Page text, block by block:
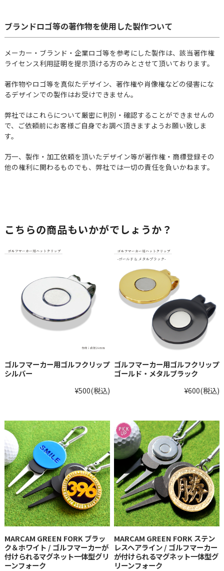
ブランドロゴ等の著作物を使用した製作ついて
メーカー・ブランド・企業ロゴ等を参考にした製作は、該当著作権
ライセンス利用証明を提示頂ける方のみとさせて頂いております。
著作物やロゴ等を真似たデザイン、著作権や肖像権などの侵害にな
るデザインでの製作はお受けできません。
弊社ではこれらについて厳密に判別・確認することができませんの
で、ご依頼前にお客様ご自身でお調べ頂きますようお願い致しま
す。
万一、製作・加工依頼を頂いたデザイン等が著作権・商標登録その
他の権利に関わるものでも、弊社では一切の責任を負いかねます。
こちらの商品もいかがでしょうか？
ゴルフマーカー用ゴルフクリップ
シルバー
¥500(税込)
ゴルフマーカー用ゴルフクリップ
ゴールド・メタルブラック
¥600(税込)
MARCAM GREEN FORK ブラッ
ク＆ホワイト / ゴルフマーカーが
付けられるマグネット一体型グリ
ーンフォーク
MARCAM GREEN FORK ステン
レスヘアライン / ゴルフマーカー
が付けられるマグネット一体型グ
リーンフォーク